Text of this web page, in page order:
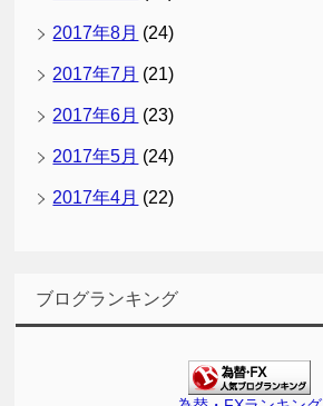
2017年8月 (24)
2017年7月 (21)
2017年6月 (23)
2017年5月 (24)
2017年4月 (22)
ブログランキング